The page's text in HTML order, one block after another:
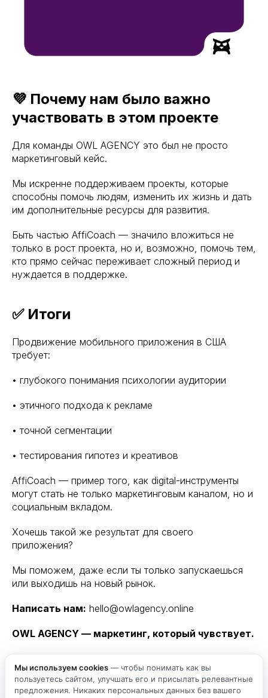
Мы используем cookies — чтобы понимать как вы
пользуетесь сайтом, улучшать его и присылать релевантные
предложения. Никаких персональных данных без вашего
💜 Почему нам было важно
участвовать в этом проекте
Для команды OWL AGENCY это был не просто
маркетинговый кейс.
Мы искренне поддерживаем проекты, которые
способны помочь людям, изменить их жизнь и дать
им дополнительные ресурсы для развития.
Быть частью AffiCoach — значило вложиться не
только в рост проекта, но и, возможно, помочь тем,
кто прямо сейчас переживает сложный период и
нуждается в поддержке.
✅ Итоги
Продвижение мобильного приложения в США
требует:
• глубокого понимания психологии аудитории
• этичного подхода к рекламе
• точной сегментации
• тестирования гипотез и креативов
AffiCoach — пример того, как digital-инструменты
могут стать не только маркетинговым каналом, но и
социальным вкладом.
Хочешь такой же результат для своего
приложения?
Мы поможем, даже если ты только запускаешься
или выходишь на новый рынок.
Написать нам: hello@owlagency.online
OWL AGENCY — маркетинг, который чувствует.
Алексей Леднев
2025-11-10 04:39 КЕЙСЫ